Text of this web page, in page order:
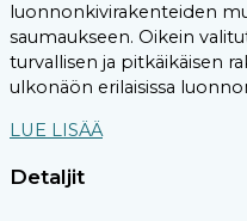
luonnonkivirakenteiden
saumaukseen. Oikein
turvallisen ja pitkäikäisen
ulkonäön erilaisissa
LUE LISÄÄ
Detaljit